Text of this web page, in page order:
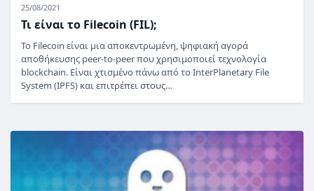
25/08/2021
Τι είναι το Filecoin (FIL);
Το Filecoin είναι μια αποκεντρωμένη, ψηφιακή αγορά
αποθήκευσης peer-to-peer που χρησιμοποιεί τεχνολογία
blockchain. Είναι χτισμένο πάνω από το InterPlanetary File
System (IPFS) και επιτρέπει στους…